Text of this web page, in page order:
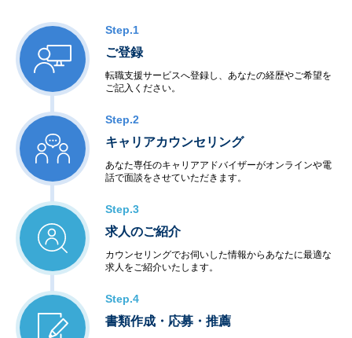
Step.1
ご登録
転職支援サービスへ登録し、あなたの経歴やご希望を
ご記入ください。
Step.2
キャリアカウンセリング
あなた専任のキャリアアドバイザーがオンラインや電
話で面談をさせていただきます。
Step.3
求人のご紹介
カウンセリングでお伺いした情報からあなたに最適な
求人をご紹介いたします。
Step.4
書類作成・応募・推薦